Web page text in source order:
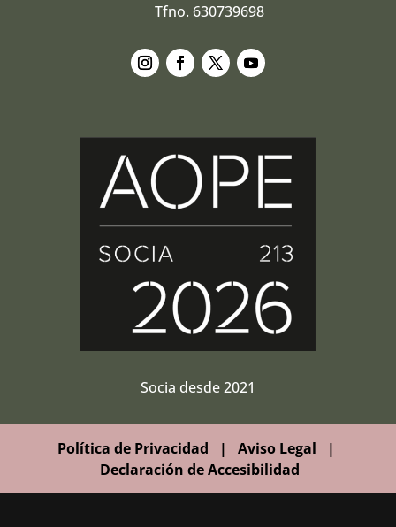
Tfno. 630739698
Socia desde 2021
Política de Privacidad | Aviso Legal |
Declaración de Accesibilidad